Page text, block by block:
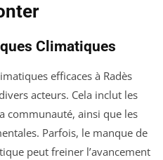
Climatiques
efficaces à Radès
acteurs. Cela inclut les
communauté, ainsi que les
Parfois, le manque de
peut freiner l’avancement